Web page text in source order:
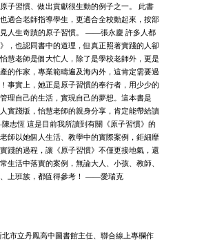
子習慣、做出貢獻很生動的例子之一。 此書
適合老師指導學生，更適合全校動起來，按部
人生奇蹟的原子習慣。 ——張永慶 許多人都
，也認同書中的道理，但真正照著實踐的人卻
慧老師是個大忙人，除了是學校老師外，更是
的作家，專業範疇遍及海內外，這肯定需要過
事實上，她正是原子習慣的奉行者，用少少的
理自己的生活，實現自己的夢想。這本書是
人實踐版，怡慧老師的親身分享，肯定能帶給讀
志恆 這是目前我所讀到有關《原子習慣》的
師以她個人生活、教學中的實際案例，鉅細靡
踐的過程，讓《原子習慣》不僅更接地氣，還
生活中落實的案例，無論大人、小孩、教師、
上班族，都值得參考！ ——愛瑞克
市立丹鳳高中圖書館主任、聯合線上專欄作